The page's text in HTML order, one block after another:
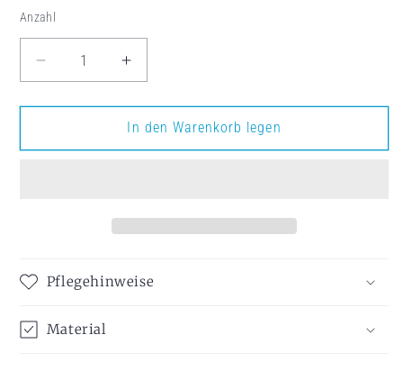
Anzahl
Anzahl
Verringere die Menge für LnK Rohr für Oboe
Erhöhe die Menge für LnK Rohr für
In den Warenkorb legen
Pflegehinweise
Material